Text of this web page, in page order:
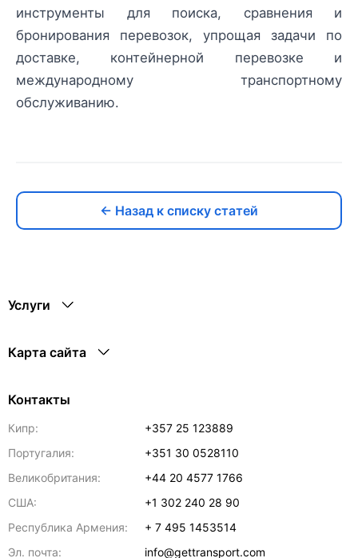
инструменты для поиска, сравнения и
бронирования перевозок, упрощая задачи по
доставке, контейнерной перевозке и
международному транспортному
обслуживанию.
← Назад к списку статей
Услуги
Карта сайта
Контакты
Кипр:
+357 25 123889
Португалия:
+351 30 0528110
Великобритания:
+44 20 4577 1766
США:
+1 302 240 28 90
Республика Армения:
+ 7 495 1453514
Эл. почта:
info@gettransport.com